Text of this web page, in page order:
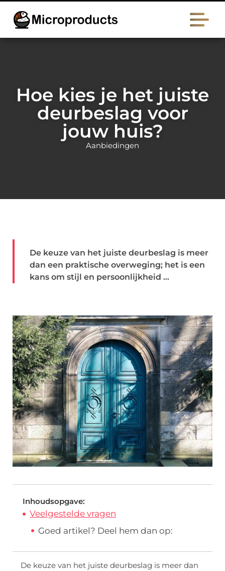
Hoe kies je het juiste
deurbeslag voor
jouw huis?
Aanbiedingen
De keuze van het juiste deurbeslag is meer
dan een praktische overweging; het is een
kans om stijl en persoonlijkheid ...
Inhoudsopgave:
Veelgestelde vragen
Goed artikel? Deel hem dan op:
De keuze van het juiste deurbeslag is meer dan